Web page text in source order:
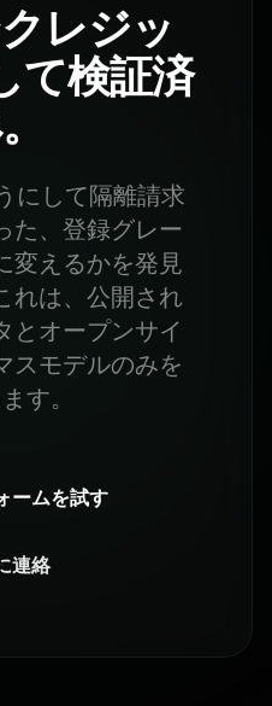
レジッ
て検証済
にして隔離請求
た、登録グレー
変えるかを発見
れは、公開され
とオープンサイ
スモデルのみを
す。
ームを試す
連絡